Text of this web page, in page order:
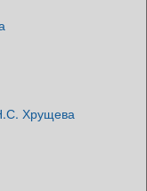
Хрущева